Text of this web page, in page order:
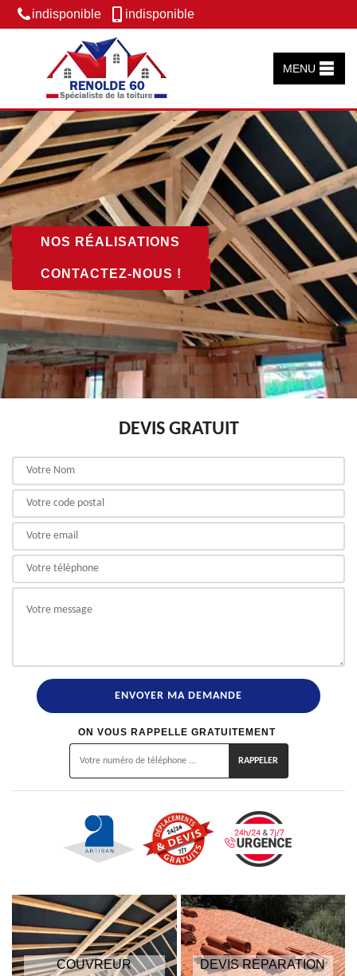
indisponible indisponible
MENU
NOS RÉALISATIONS
CONTACTEZ-NOUS !
DEVIS GRATUIT
ON VOUS RAPPELLE GRATUITEMENT
COUVREUR
DEVIS RÉPARATION